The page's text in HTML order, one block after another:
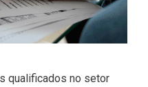
qualificados no setor